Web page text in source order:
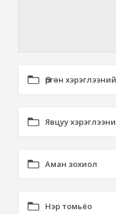
Өргөн
Явцуу
Аман зохиол
Нэр томьёо